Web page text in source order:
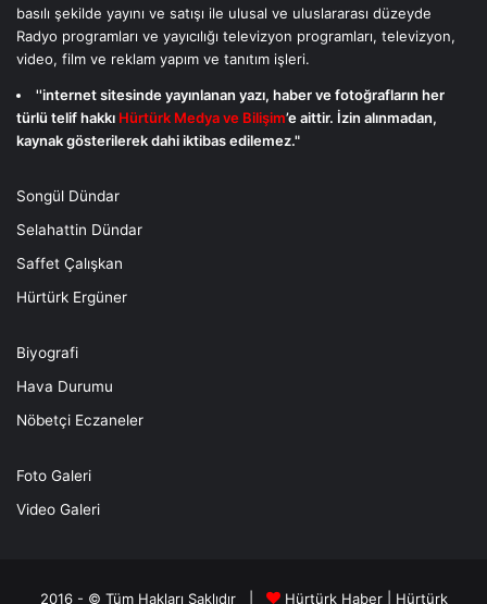
basılı şekilde yayını ve satışı ile ulusal ve uluslararası düzeyde
Radyo programları ve yayıcılığı televizyon programları, televizyon,
video, film ve reklam yapım ve tanıtım işleri.
''internet sitesinde yayınlanan yazı, haber ve fotoğrafların her
türlü telif hakkı Hürtürk Medya ve Bilişim’e aittir. İzin alınmadan,
kaynak gösterilerek dahi iktibas edilemez."
Songül Dündar
Selahattin Dündar
Saffet Çalışkan
Hürtürk Ergüner
Biyografi
Hava Durumu
Nöbetçi Eczaneler
Foto Galeri
Video Galeri
2016 - © Tüm Hakları Saklıdır | Hürtürk Haber Hürtürk